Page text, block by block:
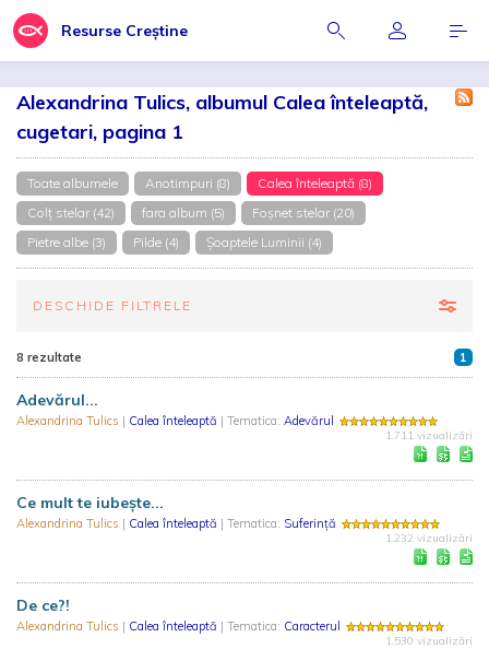
Resurse Creștine
Alexandrina Tulics, albumul Calea înteleaptă,
cugetari, pagina 1
Toate albumele Anotimpuri (8)
Calea înteleaptă (8)
Colț stelar (42)
fara album (5)
Foșnet stelar (20)
Pietre albe (3)
Pilde (4) Şoaptele Luminii (4)
DESCHIDE FILTRELE
8 rezultate 1
Adevărul...
Alexandrina Tulics | Calea înteleaptă | Tematica: Adevărul
1.711 vizualizări
Ce mult te iubește...
Alexandrina Tulics | Calea înteleaptă | Tematica: Suferință
1.232 vizualizări
De ce?!
Alexandrina Tulics | Calea înteleaptă | Tematica: Caracterul
1.530 vizualizări